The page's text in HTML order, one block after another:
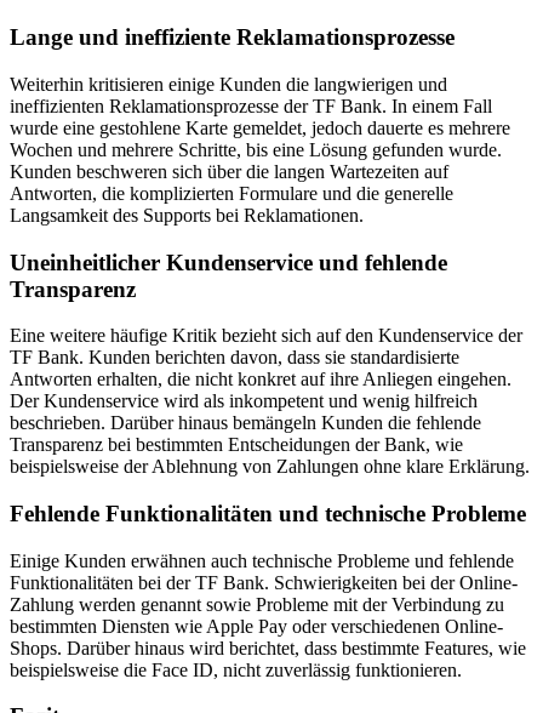
Lange und ineffiziente Reklamationsprozesse
Weiterhin kritisieren einige Kunden die langwierigen und
ineffizienten Reklamationsprozesse der TF Bank. In einem Fall
wurde eine gestohlene Karte gemeldet, jedoch dauerte es mehrere
Wochen und mehrere Schritte, bis eine Lösung gefunden wurde.
Kunden beschweren sich über die langen Wartezeiten auf
Antworten, die komplizierten Formulare und die generelle
Langsamkeit des Supports bei Reklamationen.
Uneinheitlicher Kundenservice und fehlende
Transparenz
Eine weitere häufige Kritik bezieht sich auf den Kundenservice der
TF Bank. Kunden berichten davon, dass sie standardisierte
Antworten erhalten, die nicht konkret auf ihre Anliegen eingehen.
Der Kundenservice wird als inkompetent und wenig hilfreich
beschrieben. Darüber hinaus bemängeln Kunden die fehlende
Transparenz bei bestimmten Entscheidungen der Bank, wie
beispielsweise der Ablehnung von Zahlungen ohne klare Erklärung.
Fehlende Funktionalitäten und technische Probleme
Einige Kunden erwähnen auch technische Probleme und fehlende
Funktionalitäten bei der TF Bank. Schwierigkeiten bei der Online-
Zahlung werden genannt sowie Probleme mit der Verbindung zu
bestimmten Diensten wie Apple Pay oder verschiedenen Online-
Shops. Darüber hinaus wird berichtet, dass bestimmte Features, wie
beispielsweise die Face ID, nicht zuverlässig funktionieren.